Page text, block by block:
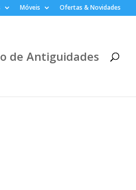
Móveis Ofertas & Novidades
de Antiguidades